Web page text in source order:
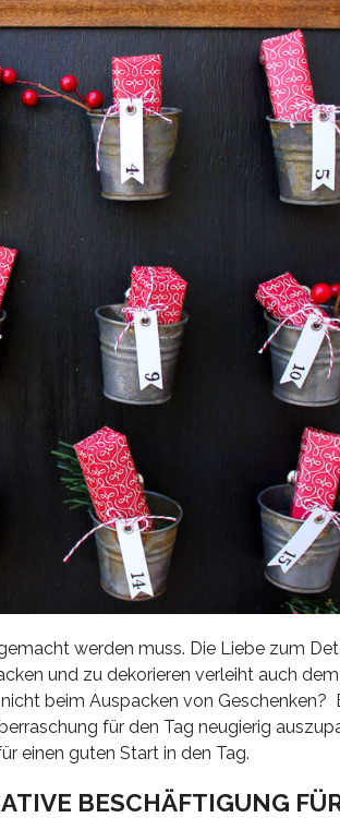
werden muss. Die Liebe zum
und zu dekorieren verleiht auch
beim Auspacken von Geschenken?
für den Tag neugierig
einen guten Start in den Tag.
BESCHÄFTIGUNG